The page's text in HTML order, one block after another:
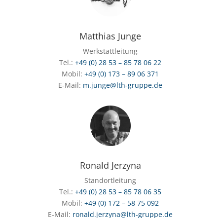
Matthias Junge
Werkstattleitung
Tel.:+49 (0) 28 53 – 85 78 06 22
Mobil:+49 (0) 173 – 89 06 371
E-Mail: m.junge@lth-gruppe.de
Ronald Jerzyna
Standortleitung
Tel.:+49 (0) 28 53 – 85 78 06 35
Mobil:+49 (0) 172 – 58 75 092
E-Mail: ronald.jerzyna@lth-gruppe.de